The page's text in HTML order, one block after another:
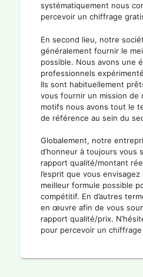
systématiquement nous
percevoir un chiffrage
En second lieu, notre
généralement fournir le
possible. Nous avons une
professionnels
Ils sont habituellement
vous fournir un mission de
motifs nous avons tout le
de référence au sein du
Globalement, notre
d’honneur à toujours vous
rapport qualité/montant
l’esprit que vous
meilleur formule possible
compétitif. En d’autres
en œuvre afin de vous
rapport qualité/prix.
pour percevoir un